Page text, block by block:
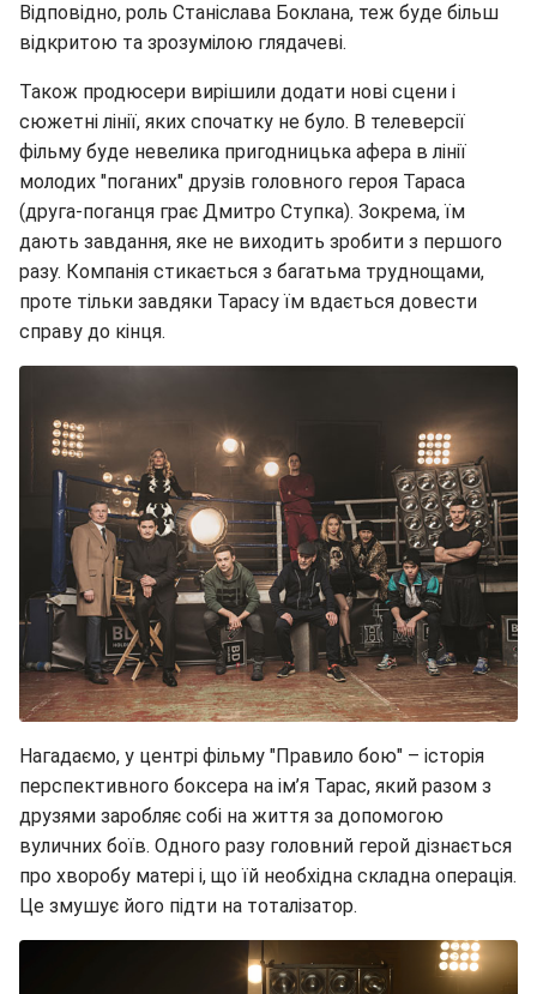
Відповідно, роль Станіслава Боклана, теж буде більш
відкритою та зрозумілою глядачеві.
Також продюсери вирішили додати нові сцени і
сюжетні лінії, яких спочатку не було. В телеверсії
фільму буде невелика пригодницька афера в лінії
молодих "поганих" друзів головного героя Тараса
(друга-поганця грає Дмитро Ступка). Зокрема, їм
дають завдання, яке не виходить зробити з першого
разу. Компанія стикається з багатьма труднощами,
проте тільки завдяки Тарасу їм вдається довести
справу до кінця.
Нагадаємо, у центрі фільму "Правило бою" – історія
перспективного боксера на ім’я Тарас, який разом з
друзями заробляє собі на життя за допомогою
вуличних боїв. Одного разу головний герой дізнається
про хворобу матері і, що їй необхідна складна операція.
Це змушує його підти на тоталізатор.